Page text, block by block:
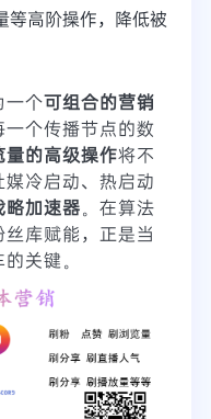
等高阶操作，降低被
一个可组合的营销
个传播节点的数
量的高级操作将不
冷启动、热启动
略加速器。在算法
库赋能，正是当
关键。